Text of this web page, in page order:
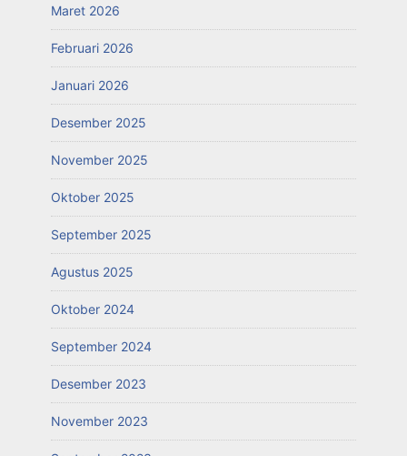
Maret 2026
Februari 2026
Januari 2026
Desember 2025
November 2025
Oktober 2025
September 2025
Agustus 2025
Oktober 2024
September 2024
Desember 2023
November 2023